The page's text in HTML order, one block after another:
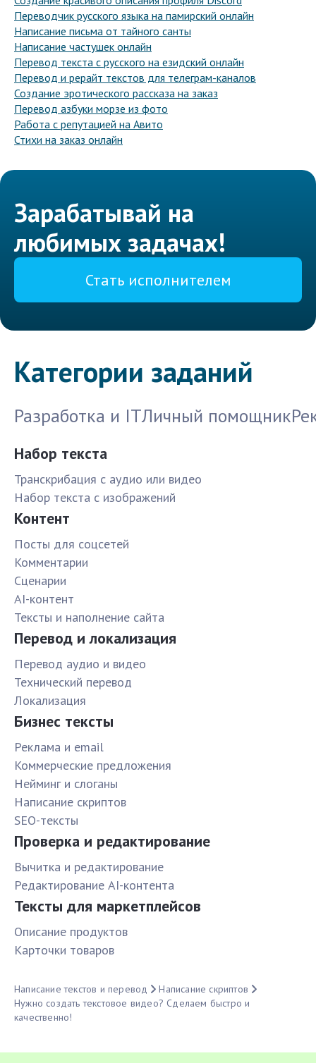
Переводчик русского языка на памирский онлайн
Написание письма от тайного санты
Написание частушек онлайн
Перевод текста с русского на езидский онлайн
Перевод и рерайт текстов для телеграм-каналов
Создание эротического рассказа на заказ
Перевод азбуки морзе из фото
Работа с репутацией на Авито
Стихи на заказ онлайн
Зарабатывай на
любимых задачах!
Стать исполнителем
Категории заданий
Разработка и ITЛичный помощник
Набор текста
Транскрибация с аудио или видео
Набор текста с изображений
Контент
Посты для соцсетей
Комментарии
Сценарии
AI-контент
Тексты и наполнение сайта
Перевод и локализация
Перевод аудио и видео
Технический перевод
Локализация
Бизнес тексты
Реклама и email
Коммерческие предложения
Нейминг и слоганы
Написание скриптов
SEO-тексты
Проверка и редактирование
Вычитка и редактирование
Редактирование AI-контента
Тексты для маркетплейсов
Описание продуктов
Карточки товаров
Написание текстов и перевод
Написание скриптов
Нужно создать текстовое видео? Сделаем быстро и
качественно!